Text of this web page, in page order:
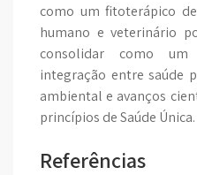
como um fitoterápico
humano e veterinário
consolidar como
integração entre saúde
ambiental e avanços
princípios de Saúde Única.
Referências